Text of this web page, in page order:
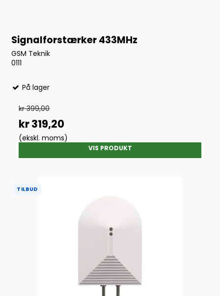
Signalforstærker 433MHz
GSM Teknik
0111
På lager
kr 399,00
kr 319,20
(ekskl. moms)
VIS PRODUKT
TILBUD